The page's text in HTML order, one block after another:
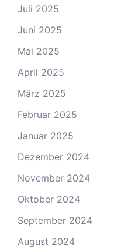
Juli 2025
Juni 2025
Mai 2025
April 2025
März 2025
Februar 2025
Januar 2025
Dezember 2024
November 2024
Oktober 2024
September 2024
August 2024